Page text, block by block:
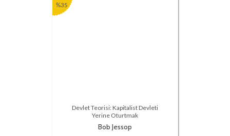
%35
Devlet Teorisi: Kapitalist Devleti
Yerine Oturtmak
Bob Jessop